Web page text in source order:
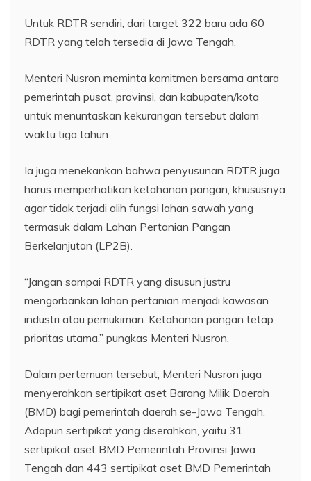
Untuk RDTR sendiri, dari target 322 baru ada 60
RDTR yang telah tersedia di Jawa Tengah.
Menteri Nusron meminta komitmen bersama antara
pemerintah pusat, provinsi, dan kabupaten/kota
untuk menuntaskan kekurangan tersebut dalam
waktu tiga tahun.
Ia juga menekankan bahwa penyusunan RDTR juga
harus memperhatikan ketahanan pangan, khususnya
agar tidak terjadi alih fungsi lahan sawah yang
termasuk dalam Lahan Pertanian Pangan
Berkelanjutan (LP2B).
“Jangan sampai RDTR yang disusun justru
mengorbankan lahan pertanian menjadi kawasan
industri atau pemukiman. Ketahanan pangan tetap
prioritas utama,” pungkas Menteri Nusron.
Dalam pertemuan tersebut, Menteri Nusron juga
menyerahkan sertipikat aset Barang Milik Daerah
(BMD) bagi pemerintah daerah se-Jawa Tengah.
Adapun sertipikat yang diserahkan, yaitu 31
sertipikat aset BMD Pemerintah Provinsi Jawa
Tengah dan 443 sertipikat aset BMD Pemerintah